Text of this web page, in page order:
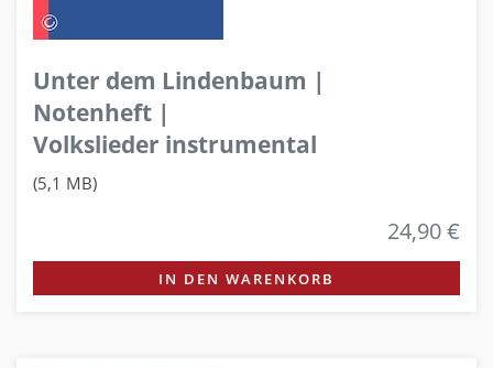
Unter dem Lindenbaum |
Notenheft |
Volkslieder instrumental
(5,1 MB)
24,90 €
IN DEN WARENKORB